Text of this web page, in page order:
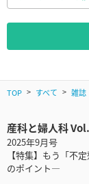
TOP すべて 雑誌
産科と婦人科
2025年9月号
【特集】もう「不
のポイント―